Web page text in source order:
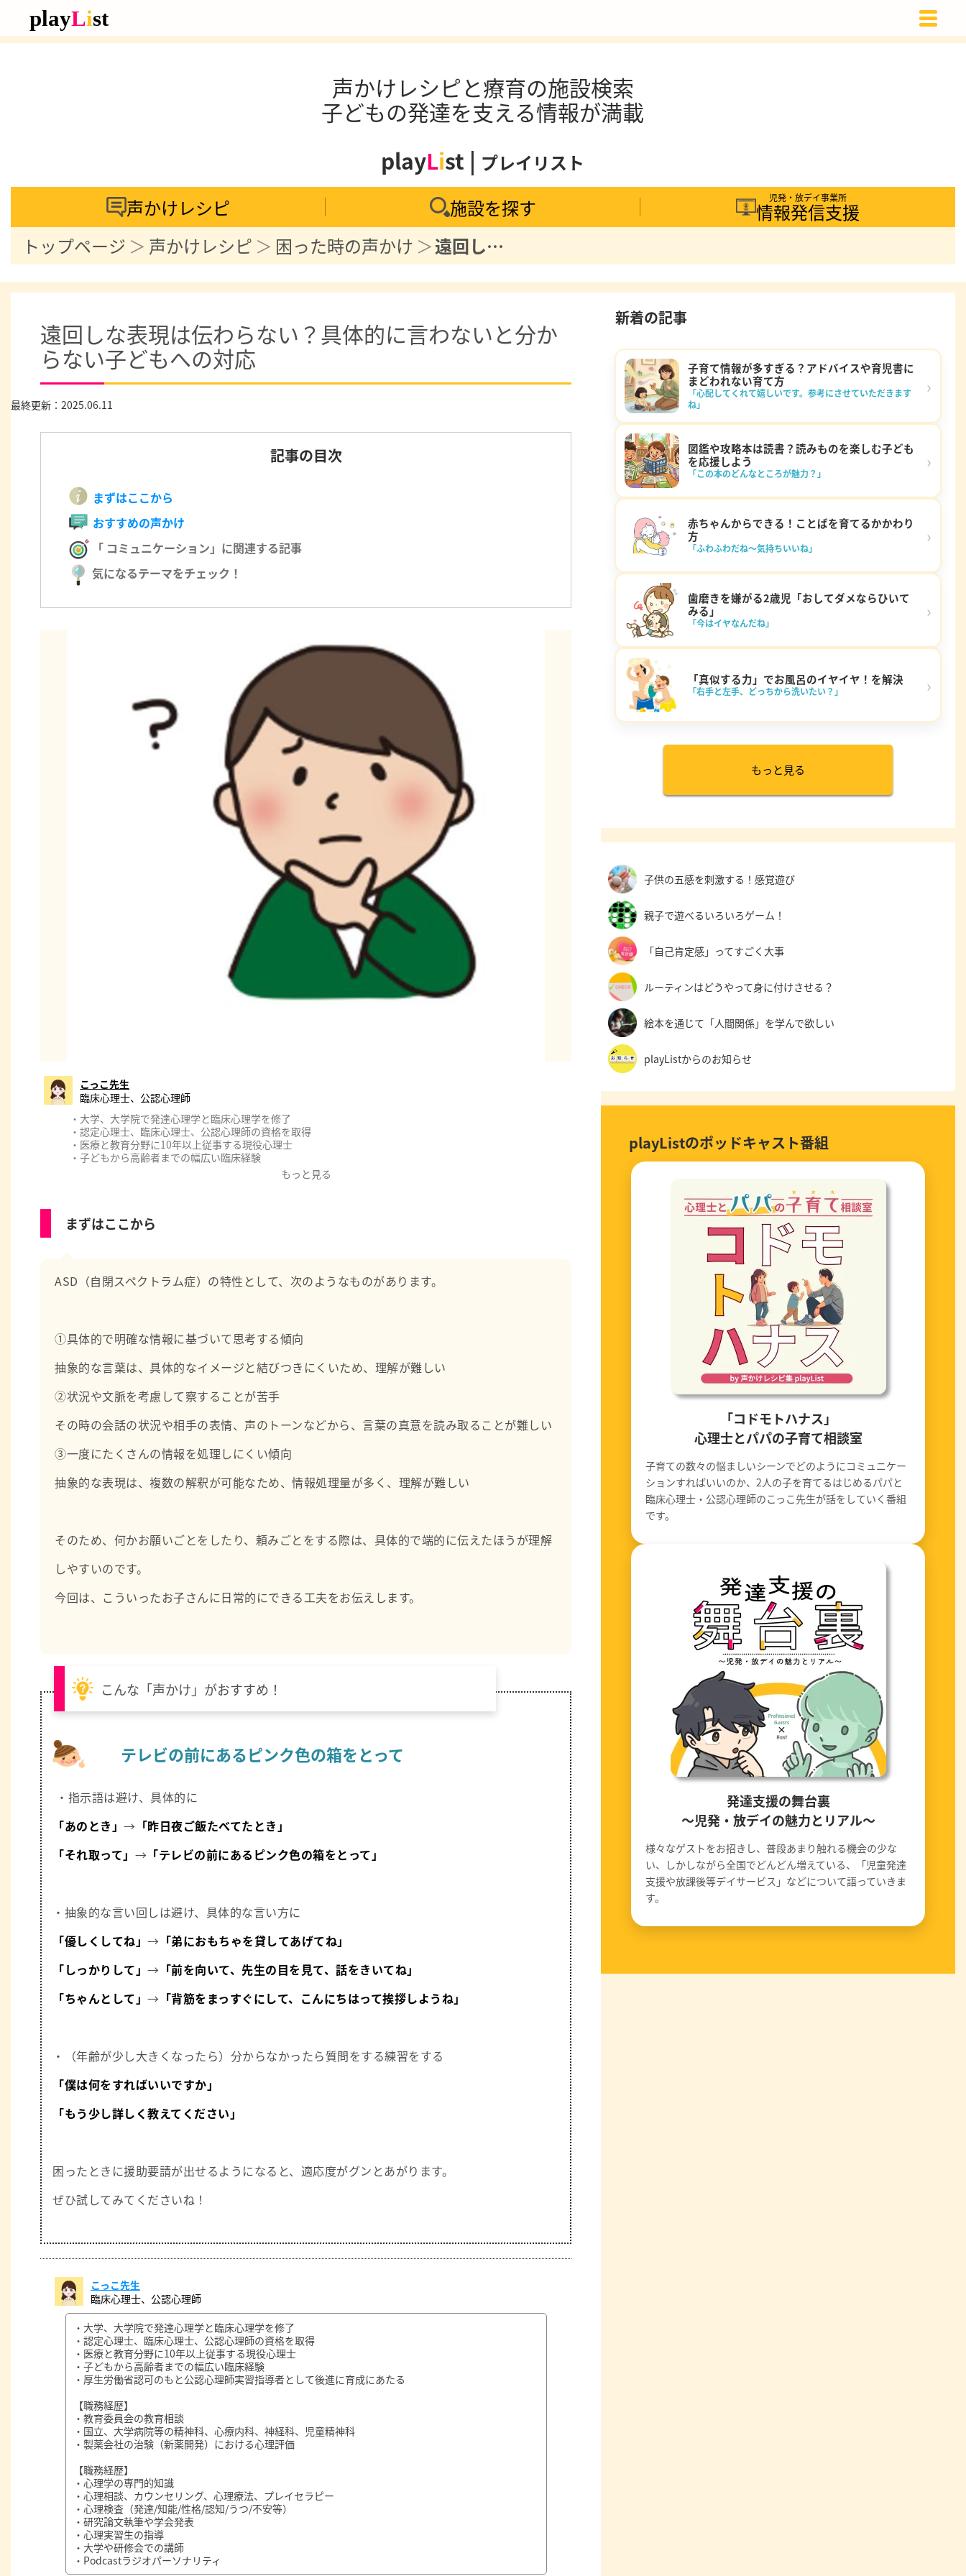
声かけレシピと療育の施設検索
子どもの発達を支える情報が満載
playList | プレイリスト
声かけレシピ
施設を探す 児発・放デイ事業所
情報発信支援
トップページ
声かけレシピ 困った時の声かけ 遠回しな表現は伝わらない？具体的に言わないと分からない子どもへの対応
遠回しな表現は伝わらない？具体的に言わないと分か
らない子どもへの対応
最終更新：2025.06.11
記事の目次
まずはここから
おすすめの声かけ
「 コミュニケーション」に関連する記事
気になるテーマをチェック！
こっこ先生
臨床心理士、公認心理師
・大学、大学院で発達心理学と臨床心理学を修了
・認定心理士、臨床心理士、公認心理師の資格を取得
・医療と教育分野に10年以上従事する現役心理士
・子どもから高齢者までの幅広い臨床経験
・厚生労働省認可のもと公認心理師実習指導者として後進に育成にあたる
・国立、大学病院等の精神科、心療内科、神経科、児童精神科
・製薬会社の治験（新薬開発）における心理評価
・心理学の専門的知識
・心理相談、カウンセリング、心理療法、プレイセラピー
・大学や研修会での講師
もっと見る
まずはここから
ASD（自閉スペクトラム症）の特性として、次のようなものがあります。
①具体的で明確な情報に基づいて思考する傾向
抽象的な言葉は、具体的なイメージと結びつきにくいため、理解が難しい
②状況や文脈を考慮して察することが苦手
その時の会話の状況や相手の表情、声のトーンなどから、言葉の真意を読み取ることが難しい
③一度にたくさんの情報を処理しにくい傾向
抽象的な表現は、複数の解釈が可能なため、情報処理量が多く、理解が難しい
そのため、何かお願いごとをしたり、頼みごとをする際は、具体的で端的に伝えたほうが理解
しやすいのです。
今回は、こういったお子さんに日常的にできる工夫をお伝えします。
こんな「声かけ」がおすすめ！
テレビの前にあるピンク色の箱をとって
・指示語は避け、具体的に
「あのとき」→ 「昨日夜ご飯たべてたとき」
「それ取って」 → 「テレビの前にあるピンク色の箱をとって」
・抽象的な言い回しは避け、具体的な言い方に
「優しくしてね」→ 「弟におもちゃを貸してあげてね」
「しっかりして」→ 「前を向いて、先生の目を見て、話をきいてね」
「ちゃんとして」→ 「背筋をまっすぐにして、こんにちはって挨拶しようね」
・（年齢が少し大きくなったら）分からなかったら質問をする練習をする
「僕は何をすればいいですか」
「もう少し詳しく教えてください」
困ったときに援助要請が出せるようになると、適応度がグンとあがります。
ぜひ試してみてくださいね！
こっこ先生
臨床心理士、公認心理師
・大学、大学院で発達心理学と臨床心理学を修了
・認定心理士、臨床心理士、公認心理師の資格を取得
・医療と教育分野に10年以上従事する現役心理士
・子どもから高齢者までの幅広い臨床経験
・厚生労働省認可のもと公認心理師実習指導者として後進に育成にあたる
【職務経歴】
・教育委員会の教育相談
・国立、大学病院等の精神科、心療内科、神経科、児童精神科
・製薬会社の治験（新薬開発）における心理評価
【職務経歴】
・心理学の専門的知識
・心理相談、カウンセリング、心理療法、プレイセラピー
・心理検査（発達/知能/性格/認知/うつ/不安等）
・研究論文執筆や学会発表
・心理実習生の指導
・大学や研修会での講師
・Podcastラジオパーソナリティ
新着の記事
子育て情報が多すぎる？アドバイスや育児書に
まどわれない育て方
「心配してくれて嬉しいです。参考にさせていただきます
ね」
›
図鑑や攻略本は読書？読みものを楽しむ子ども
を応援しよう
「この本のどんなところが魅力？」
›
赤ちゃんからできる！ことばを育てるかかわり
方
「ふわふわだね～気持ちいいね」
›
歯磨きを嫌がる2歳児「おしてダメならひいて
みる」
「今はイヤなんだね」
›
「真似する力」でお風呂のイヤイヤ！を解決
「右手と左手、どっちから洗いたい？」 ›
もっと見る
子供の五感を刺激する！感覚遊び
親子で遊べるいろいろゲーム！
「自己肯定感」ってすごく大事
ルーティンはどうやって身に付けさせる？
絵本を通じて「人間関係」を学んで欲しい
playListからのお知らせ
playListのポッドキャスト番組
「コドモトハナス」
心理士とパパの子育て相談室
子育ての数々の悩ましいシーンでどのようにコミュニケー
ションすればいいのか、2人の子を育てるはじめるパパと
臨床心理士・公認心理師のこっこ先生が話をしていく番組
です。
発達支援の舞台裏
〜児発・放デイの魅力とリアル〜
様々なゲストをお招きし、普段あまり触れる機会の少な
い、しかしながら全国でどんどん増えている、「児童発達
支援や放課後等デイサービス」などについて語っていきま
す。